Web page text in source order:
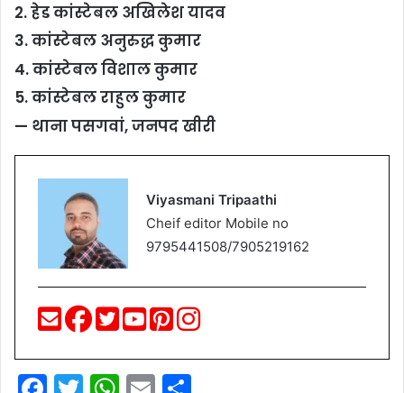
2. हेड कांस्टेबल अखिलेश यादव
3. कांस्टेबल अनुरुद्ध कुमार
4. कांस्टेबल विशाल कुमार
5. कांस्टेबल राहुल कुमार
— थाना पसगवां, जनपद खीरी
Viyasmani Tripaathi
Cheif editor Mobile no
9795441508/7905219162